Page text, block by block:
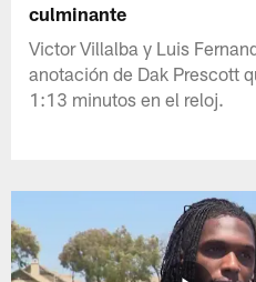
culminante
Victor Villalba y Luis
anotación de Dak Prescott
1:13 minutos en el reloj.